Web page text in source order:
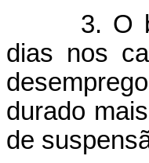
3. O
dias nos
durado
de